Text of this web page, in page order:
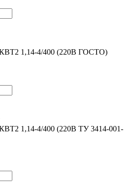
1,14-4/400 (220В ГОСТО)
1,14-4/400 (220В ТУ 3414-001-